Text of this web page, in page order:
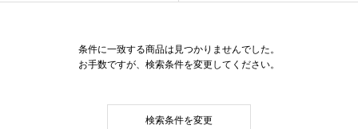
条件に一致する商品は見つかりませんでした。
お手数ですが、検索条件を変更してください。
検索条件を変更